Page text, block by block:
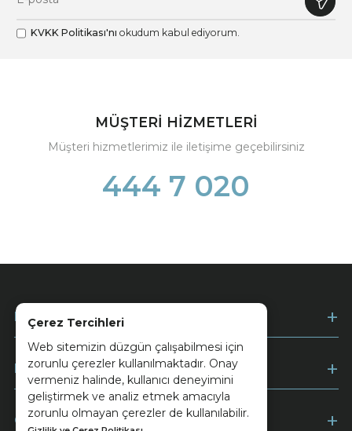
Çerez Tercihleri
Web sitemizin düzgün çalışabilmesi için
zorunlu çerezler kullanılmaktadır. Onay
vermeniz halinde, kullanıcı deneyimini
geliştirmek ve analiz etmek amacıyla
zorunlu olmayan çerezler de kullanılabilir.
KVKK Politikası'nı okudum kabul ediyorum.
MÜŞTERİ HİZMETLERİ
Müşteri hizmetlerimiz ile iletişime geçebilirsiniz
444 7 020
Kurumsal
Müşteri Hizmetleri
Ödeme